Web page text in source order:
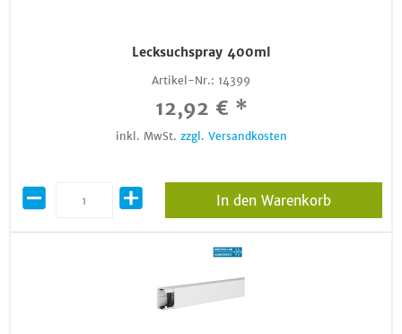
Lecksuchspray 400ml
Artikel-Nr.: 14399
12,92 € *
inkl. MwSt. zzgl. Versandkosten
In den Warenkorb